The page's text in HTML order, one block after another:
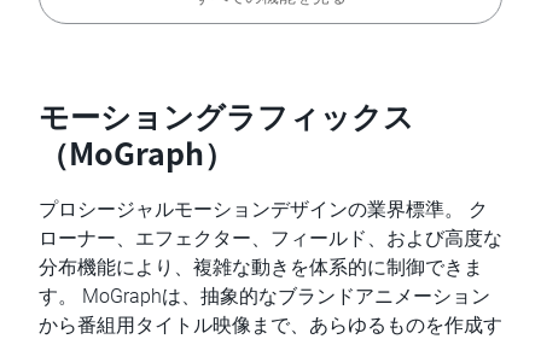
モーショングラフィックス
（MoGraph）
プロシージャルモーションデザインの業界標準。 ク
ローナー、エフェクター、フィールド、および高度な
分布機能により、複雑な動きを体系的に制御できま
す。 MoGraphは、抽象的なブランドアニメーション
から番組用タイトル映像まで、あらゆるものを作成す